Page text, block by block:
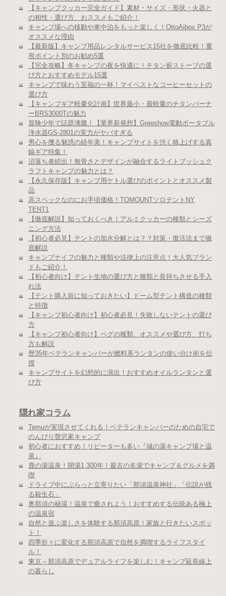
【キャンプクッカー完全ガイド】素材・サイズ・形状・火器と
の相性・選び方、おススメもご紹介！
キャンプ場への移動や車中泊をもっと楽しく！OttoAibox P3が
オススメな理由
【最新版】キャンプ用品レンタルサービス15社を徹底比較！重
視ポイント別のお勧め5選
【完全攻略】冬キャンプの夜を快適に！チタン薪ストーブの選
び方とおすすめモデル15選
キャンプで味わう至福の一杯！マイベストなコーヒーセットの
選び方
【キャンプギア軽量化計画】世界最小・最軽量のチタンバーナ
ーBRS3000Tの魅力
冒険少年で話題沸騰！【業界新発想】Greeshow電動ポータブル
浄水器GS-2801の実力がヤバすぎる
男心を擽る魅惑の経年美！キャンプサイトを渋く格上げする真
鍮ギア特集！
沼落ち者続出！無骨さとデザインが融合するライトブッシュク
ラフトキャンプの魅力とは？
【永久保存版】キャンプ用ケトル選びのポイントとオススメ製
品
高スペックなのにお手頃価格！TOMOUNTソロテントNY
TENT1
【徹底解説】知っておくべき！アルミクッカーの種類とシーズ
ニング方法
【初心者必見】テントの加水分解とは？？対策・復活法まで徹
底解説
キャンプナイフの魅力と種類や法律上の注意点！大人気ブラン
ドもご紹介！
【初心者向け】テント生地の選び方と種類と長持ちさせる手入
れ法
【テント購入前に知っておきたい】ドーム型テント構造の種類
と特徴
【キャンプ初心者向け】初心者必見！失敗しないテントの選び
方
【キャンプ初心者向け】ペグの種類、オススメや選び方、打ち
方も解説
歴35年ベテランキャンパーが燃料系ランタンの使い分け術を伝
授
キャンプサイトを幻想的に演出！おすすめオイルランタンと選
び方
隠れ家コラム
Temuが実現させてくれる！ベテランキャンパーのための自宅で
のんびり贅沢家キャンプ
初心者におすすめ！リピーターも多い『城の湯キャンプ場と温
泉』
鹿の湯温泉！開湯1,300年！最古の名湯でキャンプ＆グルメを満
喫
ドライブ中にぶらっと立寄りたい「那須温泉神社」「伝説が残
る殺生石」
奥那須の秘湯！温泉で癒されよう！おすすめする伝統ある極上
の温泉宿
自然と遊ぶ楽しさを体験する那須高原！家族と行きたいスポッ
ト！
四季折々に変化する那須高原で自然を満喫するライフスタイ
ル！
東京⇔那須高原でデュアルライフを楽しむ！キャンプ延長線上
の暮らし